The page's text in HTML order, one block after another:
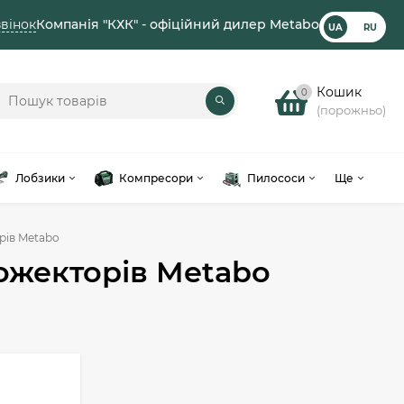
Компанія "КХК" - офіційний дилер Metabo UA RU
0 Кошик
(порожньо)
Лобзики Компресори Пилососи Ще
Metabo
Metabo